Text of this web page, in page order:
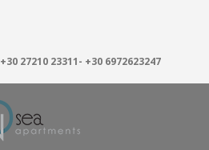
+30 27210 23311- +30 6972623247